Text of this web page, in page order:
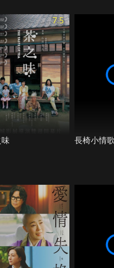
驅使太宰治開始執筆
7.5
長椅小情